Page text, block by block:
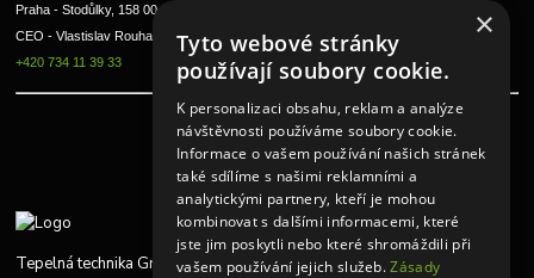
Praha - Stodůlky, 158 00
CEO - Vlastislav Rouha ml.
+420 734 11 39 33
Tepelná technika Greeneco
×
Tyto webové stránky
používají soubory cookie.
K personalizaci obsahu, reklam a analýze
návštěvnosti používáme soubory cookie.
Informace o vašem používání našich stránek
také sdílíme s našimi reklamními a
analytickými partnery, kteří je mohou
kombinovat s dalšími informacemi, které
jste jim poskytli nebo které shromáždili při
vašem používání jejich služeb.Zásady